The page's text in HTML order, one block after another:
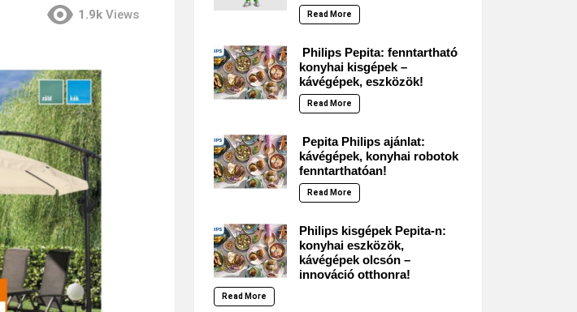
1.9k Views Read More
Philips Pepita: fenntartható
konyhai kisgépek –
kávégépek, eszközök!
Read More
Pepita Philips ajánlat:
kávégépek, konyhai robotok
fenntarthatóan!
Read More
Philips kisgépek Pepita-n:
konyhai eszközök,
kávégépek olcsón –
innováció otthonra!
Read More